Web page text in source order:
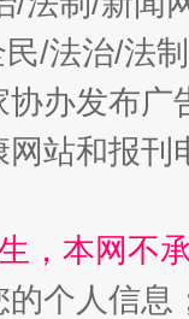
/法治/法
协办发布
站和报
，本网不
个人信息